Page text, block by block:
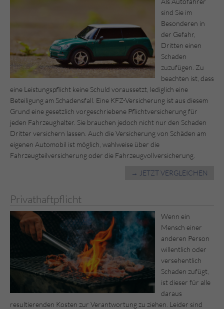
sind Sie im
Besonderen in
der Gefahr,
Dritten einen
Schaden
zuzufügen. Zu
beachten ist, dass
eine Leistungspflicht keine Schuld voraussetzt, lediglich eine
Beteiligung am Schadensfall. Eine KFZ-Versicherung ist aus diesem
Grund eine gesetzlich vorgeschriebene Pflichtversicherung für
jeden Fahrzeughalter. Sie brauchen jedoch nicht nur den Schaden
Dritter versichern lassen. Auch die Versicherung von Schäden am
eigenen Automobil ist möglich, wahlweise über die
Fahrzeugteilversicherung oder die Fahrzeugvollversicherung.
→ JETZT VERGLEICHEN
Privathaftpflicht
Wenn ein
Mensch einer
anderen Person
willentlich oder
versehentlich
Schaden zufügt,
ist dieser für alle
daraus
resultierenden Kosten zur Verantwortung zu ziehen. Leider sind